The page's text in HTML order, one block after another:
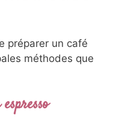
préparer un café
méthodes que